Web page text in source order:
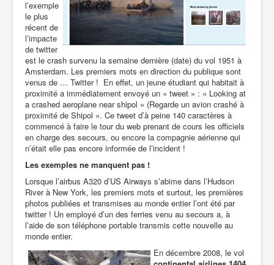
l’exemple
le plus
récent de
l’impacte
de twitter
est le crash survenu la semaine dernière (date) du vol 1951 à
Amsterdam. Les premiers mots en direction du publique sont
venus de … Twitter ! En effet, un jeune étudiant qui habitait à
proximité a immédiatement envoyé un « tweet » : « Looking at
a crashed aeroplane near shipol » (Regarde un avion crashé à
proximité de Shipol ». Ce tweet d’à peine 140 caractères à
commencé à faire le tour du web prenant de cours les officiels
en charge des secours, ou encore la compagnie aérienne qui
n’était elle pas encore informée de l’incident !
Les exemples ne manquent pas !
Lorsque l’airbus A320 d’US Airways s’abime dans l’Hudson
River à New York, les premiers mots et surtout, les premières
photos publiées et transmises au monde entier l’ont été par
twitter ! Un employé d’un des ferries venu au secours a, à
l’aide de son téléphone portable transmis cette nouvelle au
monde entier.
En décembre 2008, le vol